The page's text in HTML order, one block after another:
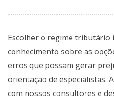
Escolher o regime tributário
conhecimento sobre as
erros que possam gerar
orientação de especialistas.
com nossos consultores e